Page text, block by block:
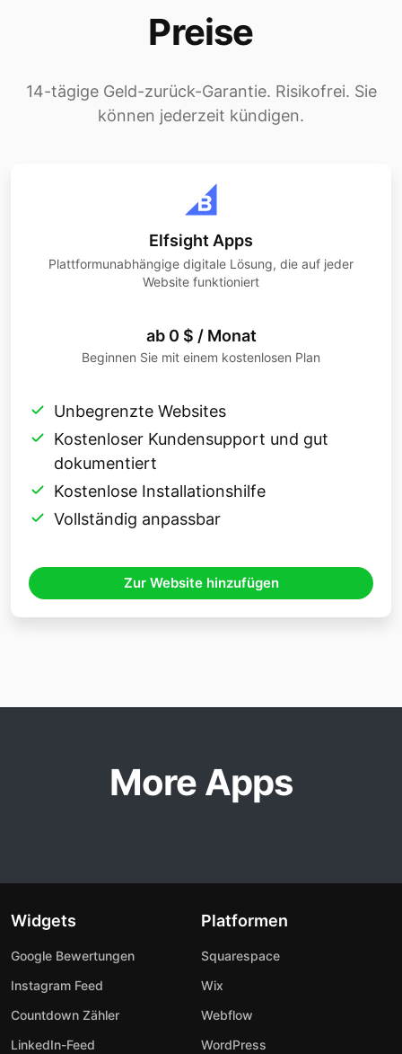
Preise
14-tägige Geld-zurück-Garantie. Risikofrei. Sie
können jederzeit kündigen.
Elfsight Apps
Plattformunabhängige digitale Lösung, die auf jeder
Website funktioniert
ab 0 $ / Monat
Beginnen Sie mit einem kostenlosen Plan
Unbegrenzte Websites
Kostenloser Kundensupport und gut
dokumentiert
Kostenlose Installationshilfe
Vollständig anpassbar
Zur Website hinzufügen
More Apps
Widgets
Google Bewertungen
Instagram Feed
Countdown Zähler
LinkedIn-Feed
Platformen
Squarespace
Wix
Webflow
WordPress